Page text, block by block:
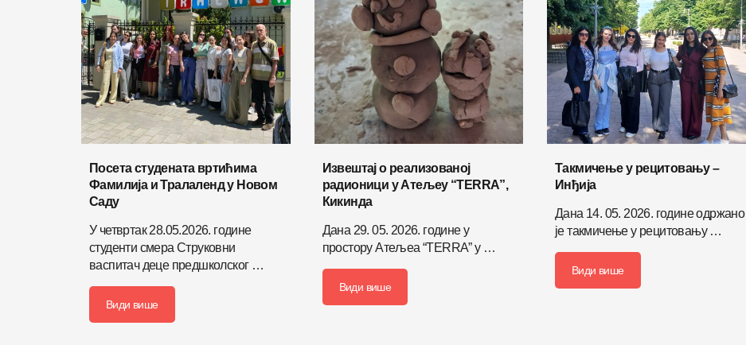
Посета студената вртићима
Фамилија и Тралаленд у Новом
Саду
У четвртак 28.05.2026. године
студенти смера Струковни
васпитач деце предшколског …
Види више
Извештај о реализованој
радионици у Атељеу “TERRA”,
Кикинда
Дана 29. 05. 2026. године у
простору Атељеа “TERRA” у …
Види више
Такмичење у рецитовању –
Инђија
Дана 14. 05. 2026. године одржано
је такмичење у рецитовању …
Види више